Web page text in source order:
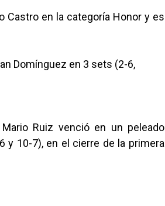
Castro en la categoría Honor y es
Domínguez en 3 sets (2-6,
Ruiz venció en un peleado
y 10-7), en el cierre de la primera